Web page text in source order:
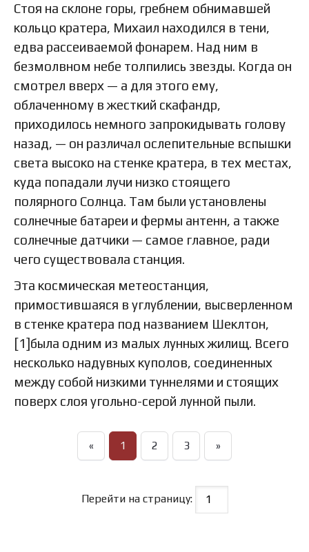
Стоя на склоне горы, гребнем обнимавшей
кольцо кратера, Михаил находился в тени,
едва рассеиваемой фонарем. Над ним в
безмолвном небе толпились звезды. Когда он
смотрел вверх — а для этого ему,
облаченному в жесткий скафандр,
приходилось немного запрокидывать голову
назад, — он различал ослепительные вспышки
света высоко на стенке кратера, в тех местах,
куда попадали лучи низко стоящего
полярного Солнца. Там были установлены
солнечные батареи и фермы антенн, а также
солнечные датчики — самое главное, ради
чего существовала станция.
Эта космическая метеостанция,
примостившаяся в углублении, высверленном
в стенке кратера под названием Шеклтон,
[1]была одним из малых лунных жилищ. Всего
несколько надувных куполов, соединенных
между собой низкими туннелями и стоящих
поверх слоя угольно-серой лунной пыли.
« 1 2 3 »
Перейти на страницу: